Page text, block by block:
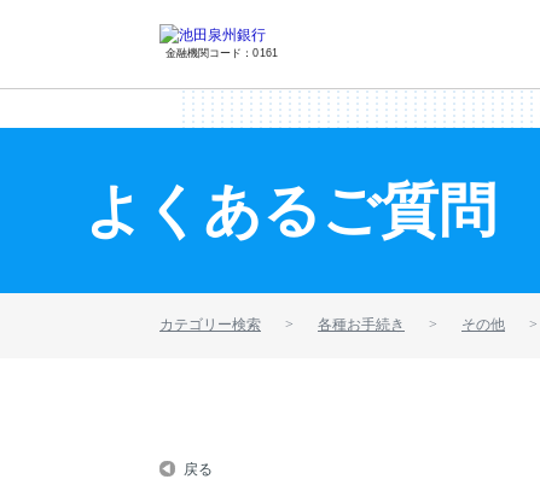
金融機関コード：0161
よくあるご質問
カテゴリー検索 各種お手続き その他
戻る